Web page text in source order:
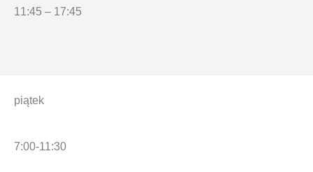
11:45 – 17:45
piątek
7:00-11:30